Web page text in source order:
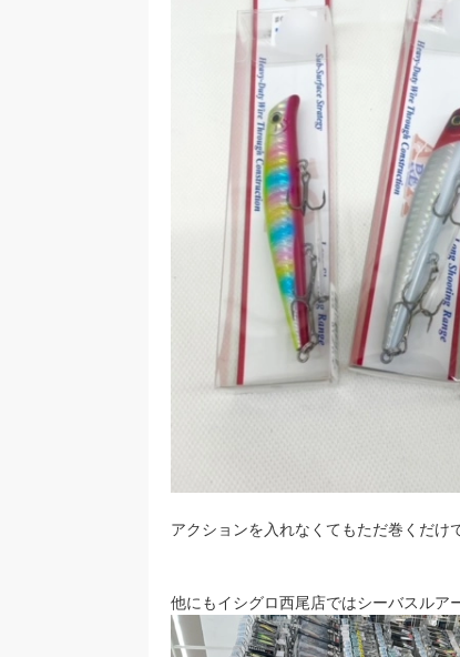
アクションを入れなくてもただ巻くだけ
他にもイシグロ西尾店ではシーバスルア